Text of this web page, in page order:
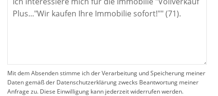
Mit dem Absenden stimme ich der Verarbeitung und Speicherung meiner
Daten gemäß der Datenschutzerklärung zwecks Beantwortung meiner
Anfrage zu. Diese Einwilligung kann jederzeit widerrufen werden.